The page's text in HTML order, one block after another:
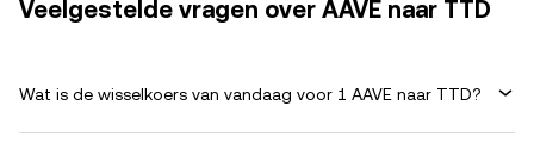
Veelgestelde vragen over AAVE naar TTD
Wat is de wisselkoers van vandaag voor 1 AAVE naar TTD?